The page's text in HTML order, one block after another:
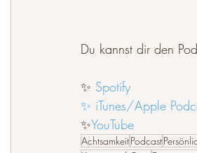
Du kannst dir den
✨ Spotify
✨ iTunes/Apple
✨YouTube
AchtsamkeitPodcast